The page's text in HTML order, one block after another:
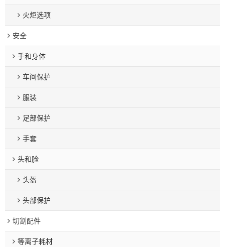
火炬选项
安全
手和身体
车间保护
服装
足部保护
手套
头和脸
头盔
头部保护
切割配件
等离子耗材